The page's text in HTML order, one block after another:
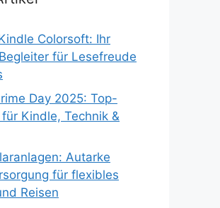
Colorsoft: Ihr
für Lesefreude
Day 2025: Top-
Kindle, Technik &
Autarke
für flexibles
Reisen